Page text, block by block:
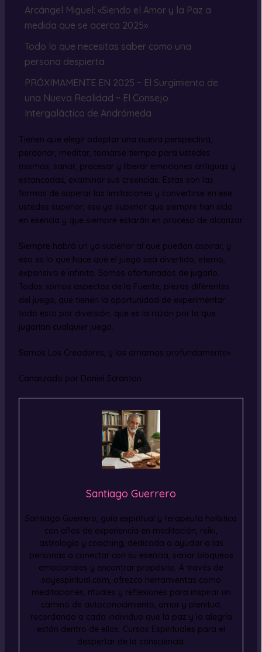
Arcángel Miguel: «Siendo el Amor y la Paz a
medida que se acerca 2025»
Todo lo que necesitas saber como una
persona despierta
PRÓXIMAMENTE EN 2025 ~ El Surgimiento de
una Nueva Realidad ~ El Consejo
Intergaláctico de Andrómeda
Tienen que elegir adoptar una nueva perspectiva,
perdonar, meditar, tomarse tiempo para ustedes
mismos, sanar, procesar y liberar emociones antiguas y
estancadas, examinar sus creencias. Estas son las
formas de superar las limitaciones y convertirse en ese
ustedes superior, ese yo superior que siempre han sido
en esencia y que siempre estarán en proceso de alcanzar.
Siempre habrá un yo superior al que puedan aspirar, y
eso es lo que hace que el juego sea divertido, eterno,
expansivo e infinito. Somos afortunados de jugarlo.
Todos somos aspectos de la Fuente, piezas diferentes
del juego, que tienen la oportunidad de experimentar
todo esto por diversión, que es la razón por la que
jugarían cualquier juego.
Somos Los Creadores, y los amamos profundamente».
Canalizado por Daniel Scranton
Santiago Guerrero
Santiago Guerrero, guía espiritual y terapeuta holística
con años de experiencia en meditación, reiki,
astrología y coaching, dedicada a ayudar a las
personas a conectar con su esencia, sanar bloqueos
emocionales y encontrar propósito. A través de
soyespiritual.com, ofrezco herramientas como
meditaciones, rituales y reflexiones para inspirar un
camino de autoconocimiento, amor y plenitud,
recordando a cada individuo que la paz y la alegría
están dentro de ellos. Cursos Espirituales para el
despertar de la consciencia.